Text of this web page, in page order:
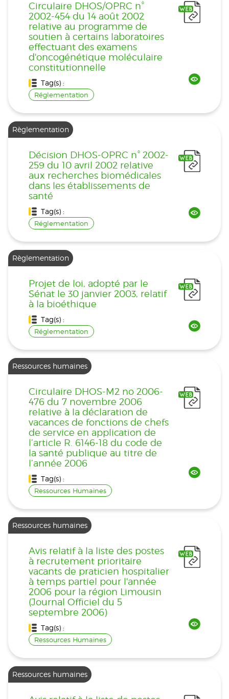
Circulaire DHOS/OPRC n°
2002-454 du 14 août 2002
relative au programme de
soutien à certains laboratoires
effectuant des examens
d'oncogénétique moléculaire
constitutionnelle
Tag(s) :
Réglementation
Règlementation
Décision DHOS-OPRC n° 2002-
259 du 10 avril 2002 relative
aux recherches biomédicales
dans les établissements de
santé
Tag(s) :
Réglementation
Règlementation
Projet de loi, adopté par le
Sénat le 30 janvier 2003, relatif
à la bioéthique
Tag(s) :
Réglementation
Ressources humaines
Circulaire DHOS-M2 no 2006-
476 du 7 novembre 2006
relative à la déclaration de
vacances de fonctions de chefs
de service en application de
l’article R. 6146-18 du code de
la santé publique au titre de
l’année 2006
Tag(s) :
Ressources Humaines
Ressources humaines
Avis relatif à la liste des postes
à recrutement prioritaire
vacants de praticien hospitalier
à temps partiel pour l'année
2006 pour la région Limousin
(Journal Officiel du 5
septembre 2006)
Tag(s) :
Ressources Humaines
Ressources humaines